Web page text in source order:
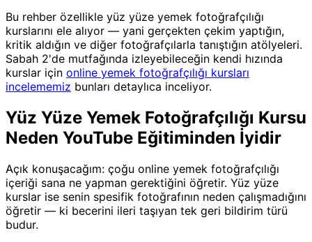
Bu rehber özellikle yüz yüze yemek fotoğrafçılığı
kurslarını ele alıyor — yani gerçekten çekim yaptığın,
kritik aldığın ve diğer fotoğrafçılarla tanıştığın atölyeleri.
Sabah 2'de mutfağında izleyebileceğin kendi hızında
kurslar için online yemek fotoğrafçılığı kursları
incelememiz bunları detaylıca inceliyor.
Yüz Yüze Yemek Fotoğrafçılığı Kursu
Neden YouTube Eğitiminden İyidir
Açık konuşacağım: çoğu online yemek fotoğrafçılığı
içeriği sana ne yapman gerektiğini öğretir. Yüz yüze
kurslar ise senin spesifik fotoğrafının neden çalışmadığını
öğretir — ki becerini ileri taşıyan tek geri bildirim türü
budur.